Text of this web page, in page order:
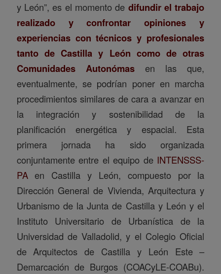
y León”, es el momento de difundir el trabajo
realizado y confrontar opiniones y
experiencias con técnicos y profesionales
tanto de Castilla y León como de otras
Comunidades Autonómasen las que,
eventualmente, se podrían poner en marcha
procedimientos similares de cara a avanzar en
la integración y sostenibilidad de la
planificación energética y espacial. Esta
primera jornada ha sido organizada
conjuntamente entre el equipo de INTENSSS-
PAen Castilla y León, compuesto por la
Dirección General de Vivienda, Arquitectura y
Urbanismo de la Junta de Castilla y León y el
Instituto Universitario de Urbanística de la
Universidad de Valladolid, y el Colegio Oficial
de Arquitectos de Castilla y León Este –
Demarcación de Burgos (COACyLE-COABu).